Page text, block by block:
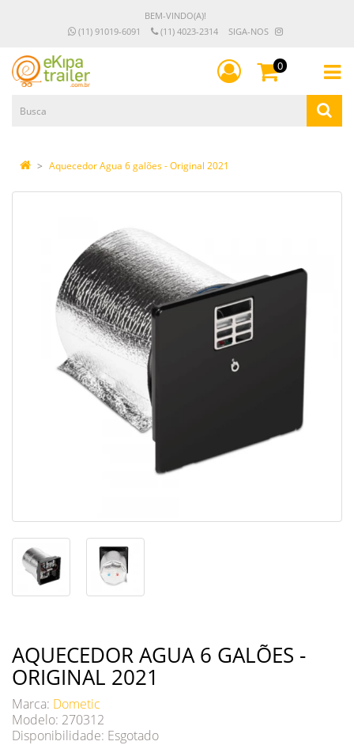
BEM-VINDO(A)!
(11) 91019-6091
(11) 4023-2314 SIGA-NOS
0
Aquecedor Agua 6 galões - Original 2021
AQUECEDOR AGUA 6 GALÕES -
ORIGINAL 2021
Marca: Dometic
Modelo: 270312
Disponibilidade: Esgotado